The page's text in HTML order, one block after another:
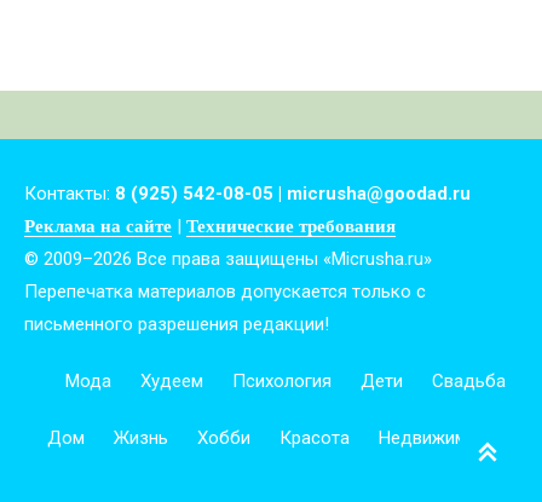
Контакты: 8 (925) 542-08-05 | micrusha@goodad.ru
Реклама на сайте Технические требования
© 2009–2026 Все права защищены «Micrusha.ru»
Перепечатка материалов допускается только с
письменного разрешения редакции!
Мода Худеем Психология Дети Свадьба
Дом Жизнь Хобби Красота Недвижимость